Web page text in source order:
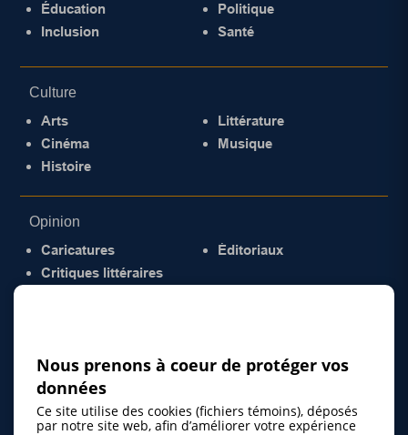
Éducation
Inclusion
Politique
Santé
Culture
Arts
Cinéma
Histoire
Littérature
Musique
Opinion
Caricatures
Critiques littéraires
Éditoriaux
Nous prenons à coeur de protéger vos
données
Ce site utilise des cookies (fichiers témoins), déposés
par notre site web, afin d’améliorer votre expérience